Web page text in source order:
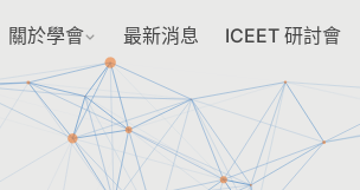
關於學會 最新消息 ICEET 研討會